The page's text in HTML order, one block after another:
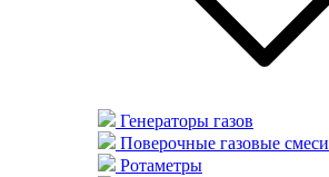
Генераторы газов
Поверочные газовые смеси
Ротаметры